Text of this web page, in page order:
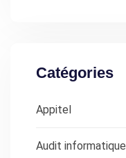
Catégories
Appitel
Audit informatique